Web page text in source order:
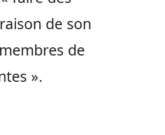
de son
de
».